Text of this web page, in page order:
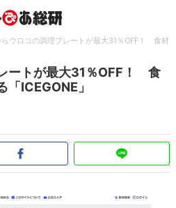
らウロコの調理プレートが最大31％OFF！ 食材
ートが最大31％OFF！ 食
ICEGONE」